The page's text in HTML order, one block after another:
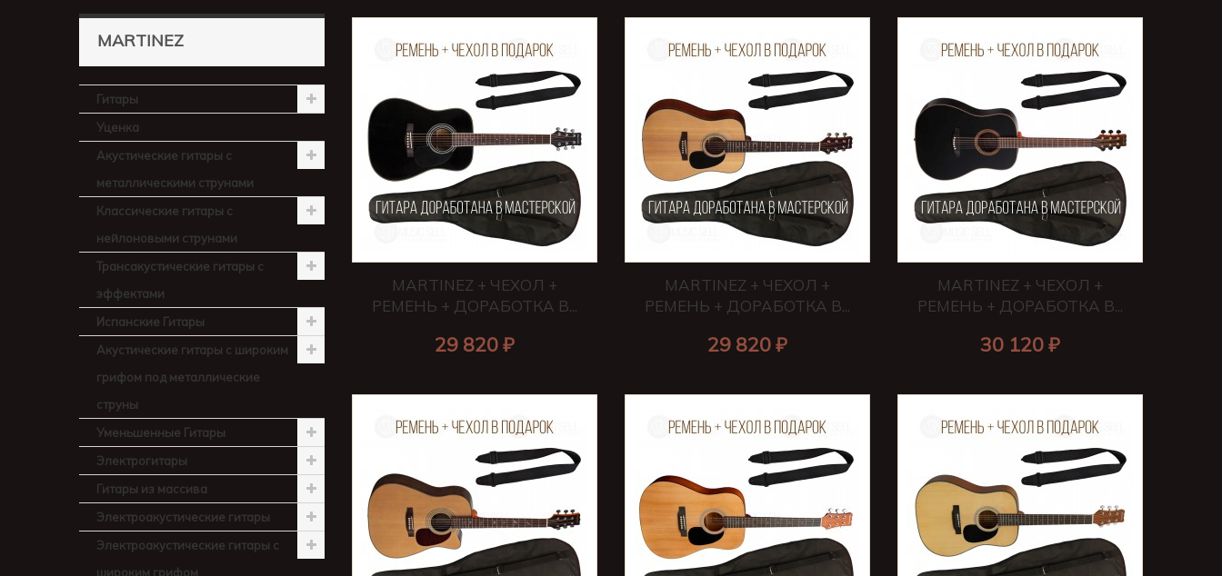
MARTINEZ
Гитары
Уценка
Акустические гитары с
металлическими струнами
Классические гитары с
нейлоновыми струнами
Трансакустические гитары с
эффектами
Испанские Гитары
Акустические гитары с широким
грифом под металлические
струны
Уменьшенные Гитары
Электрогитары
Гитары из массива
Электроакустические гитары
Электроакустические гитары с
широким грифом
MARTINEZ + ЧЕХОЛ +
РЕМЕНЬ + ДОРАБОТКА В...
29 820 ₽
MARTINEZ + ЧЕХОЛ +
РЕМЕНЬ + ДОРАБОТКА В...
29 820 ₽
MARTINEZ + ЧЕХОЛ +
РЕМЕНЬ + ДОРАБОТКА В...
30 120 ₽